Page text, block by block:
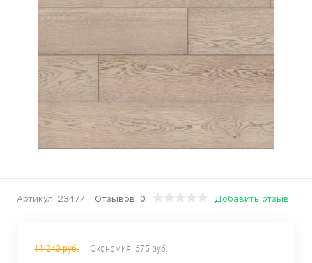
Отзывов: 0 Добавить отзыв
Артикул: 23477
11 243 руб. Экономия: 675 руб.